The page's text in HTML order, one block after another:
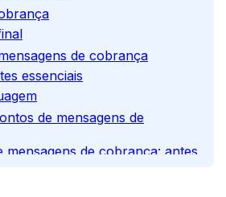
de cobrança
essenciais
de mensagens de
mensagens de cobrança: antes